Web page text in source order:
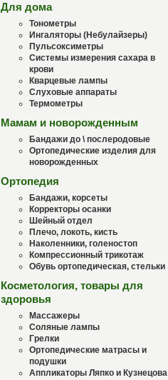
Для дома
Тонометры
Ингаляторы (Небулайзеры)
Пульсоксиметры
Системы измерения сахара в
крови
Кварцевые лампы
Слуховые аппараты
Термометры
Мамам и новорожденным
Бандажи до \ послеродовые
Ортопедические изделия для
новорожденных
Ортопедия
Бандажи, корсеты
Корректоры осанки
Шейный отдел
Плечо, локоть, кисть
Наколенники, голеностоп
Компрессионный трикотаж
Обувь ортопедическая, стельки
Косметология, товары для
здоровья
Массажеры
Соляные лампы
Грелки
Ортопедические матрасы и
подушки
Аппликаторы Ляпко и Кузнецова